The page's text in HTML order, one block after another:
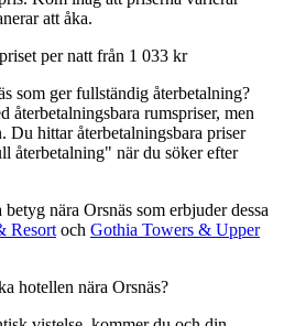
att åka.
per natt från 1 033 kr
som ger fullständig återbetalning?
återbetalningsbara rumspriser, men
Du hittar återbetalningsbara priser
återbetalning" när du söker efter
nära Orsnäs som erbjuder dessa
Resortoch Gothia Towers & Upper
hotellen nära Orsnäs?